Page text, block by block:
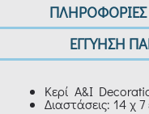
ΕΓΓΥΗΣΗ
Κερί A&I
Διαστάσεις: 14 χ 7